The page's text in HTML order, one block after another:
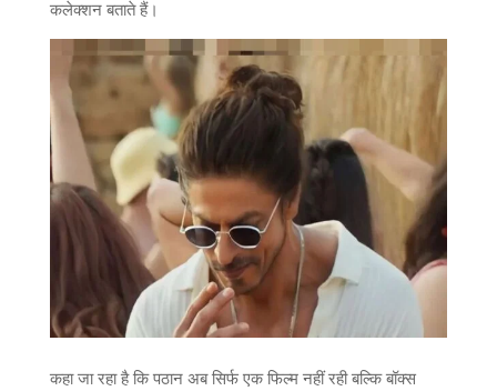
कलेक्शन बताते हैं।
कहा जा रहा है कि पठान अब सिर्फ एक फिल्म नहीं रही बल्कि बॉक्स